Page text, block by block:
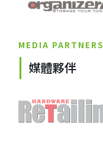
MEDIA PARTNERS
媒體夥伴